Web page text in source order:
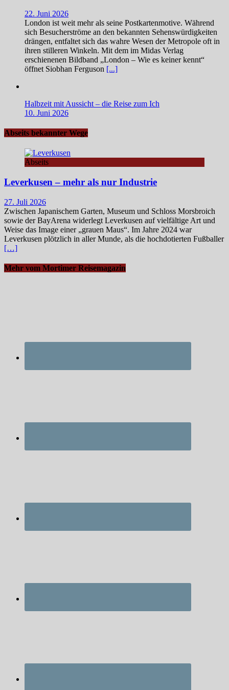
22. Juni 2026
London ist weit mehr als seine Postkartenmotive. Während
sich Besucherströme an den bekannten Sehenswürdigkeiten
drängen, entfaltet sich das wahre Wesen der Metropole oft in
ihren stilleren Winkeln. Mit dem im Midas Verlag
erschienenen Bildband „London – Wie es keiner kennt“
öffnet Siobhan Ferguson [...]
Halbzeit mit Aussicht – die Reise zum Ich
10. Juni 2026
Abseits bekannter Wege
Abseits
Leverkusen – mehr als nur Industrie
27. Juli 2026
Zwischen Japanischem Garten, Museum und Schloss Morsbroich
sowie der BayArena widerlegt Leverkusen auf vielfältige Art und
Weise das Image einer „grauen Maus“. Im Jahre 2024 war
Leverkusen plötzlich in aller Munde, als die hochdotierten Fußballer
[…]
Mehr vom Mortimer Reisemagazin